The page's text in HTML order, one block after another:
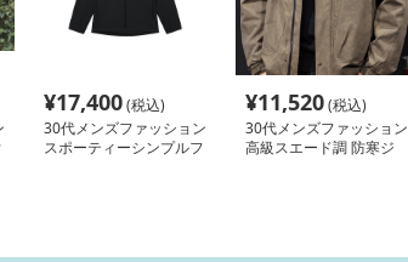
¥17,400(税込)
30代メンズファッション
スポーティーシンプルフ
¥11,520(税込)
30代メンズファッション
高級スエード調 防寒ジ